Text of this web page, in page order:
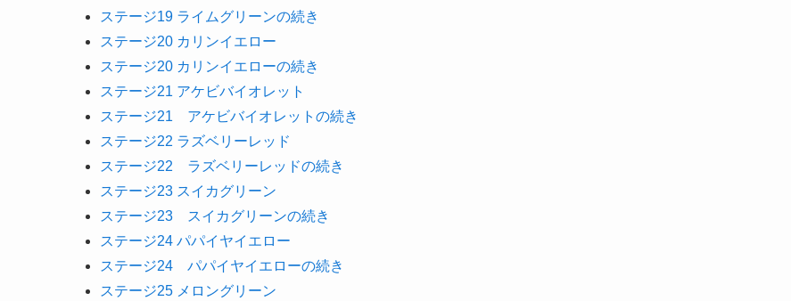
ステージ19 ライムグリーンの続き
ステージ20 カリンイエロー
ステージ20 カリンイエローの続き
ステージ21 アケビバイオレット
ステージ21 アケビバイオレットの続き
ステージ22 ラズベリーレッド
ステージ22 ラズベリーレッドの続き
ステージ23 スイカグリーン
ステージ23 スイカグリーンの続き
ステージ24 パパイヤイエロー
ステージ24 パパイヤイエローの続き
ステージ25 メロングリーン